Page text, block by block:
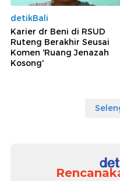
detikBali
Karier dr Beni di RSUD
Ruteng Berakhir Seusai
Komen 'Ruang Jenazah
Kosong'